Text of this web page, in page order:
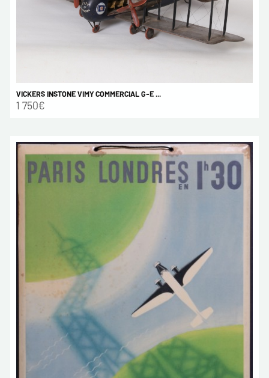
VICKERS INSTONE VIMY COMMERCIAL G-E ...
1 750€